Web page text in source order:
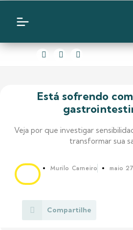
Está sofrendo
Veja por que investigar
transformar sua
Murilo Carneiro maio
Compartilhe